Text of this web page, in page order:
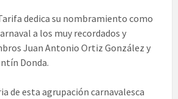
dedica su nombramiento como
a los muy recordados y
Juan Antonio Ortiz González y
Donda.
de esta agrupación carnavalesca